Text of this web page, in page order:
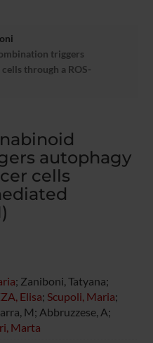
triggers
through a ROS-
autophagy
cells
; Zaniboni, Tatyana;
Elisa; Scupoli, Maria;
M; Abbruzzese, A;
Marta